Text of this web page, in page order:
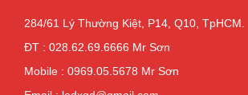
284/61 Lý Thường Kiệt, P14, Q10, TpHCM.
ĐT : 028.62.69.6666 Mr Sơn
Mobile : 0969.05.5678 Mr Sơn